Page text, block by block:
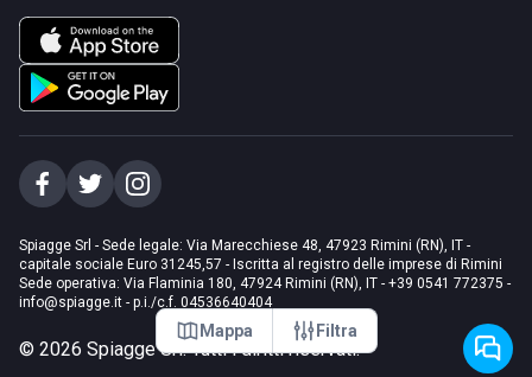
Mappa Filtra
Spiagge Srl - Sede legale: Via Marecchiese 48, 47923 Rimini (RN), IT -
capitale sociale Euro 31245,57 - Iscritta al registro delle imprese di Rimini
Sede operativa: Via Flaminia 180, 47924 Rimini (RN), IT - +39 0541 772375 -
info@spiagge.it - p.i./c.f. 04536640404
© 2026 Spiagge Srl. Tutti i diritti riservati.